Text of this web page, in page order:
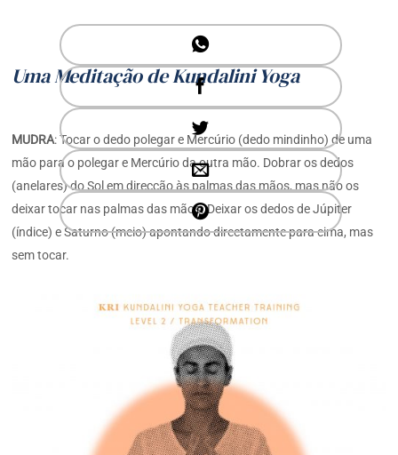
Uma Meditação de Kundalini Yoga
MUDRA: Tocar o dedo polegar e Mercúrio (dedo mindinho) de uma
mão para o polegar e Mercúrio da outra mão. Dobrar os dedos
(anelares) do Sol em direcção às palmas das mãos, mas não os
deixar tocar nas palmas das mãos. Deixar os dedos de Júpiter
(índice) e Saturno (meio) apontando directamente para cima, mas
sem tocar.